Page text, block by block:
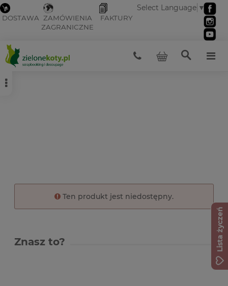
DOSTAWA ZAMÓWIENIA
ZAGRANICZNE
FAKTURY
Select Language ▼
Ten produkt jest niedostępny.
Znasz to? Lista życzeń